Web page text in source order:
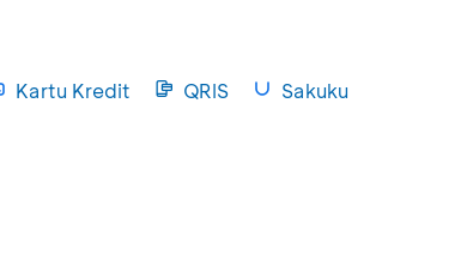
Kartu Kredit QRIS Sakuku